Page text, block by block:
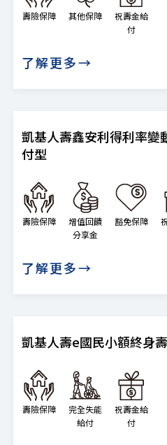
壽險保障 其他保障
祝壽金給
付
了解更多→
凱基人壽鑫安利得利率變
付型
壽險保障
增值回饋
分享金
豁免保障
了解更多→
凱基人壽e國民小額終身
壽險保障
完全失能
給付
祝壽金給
付